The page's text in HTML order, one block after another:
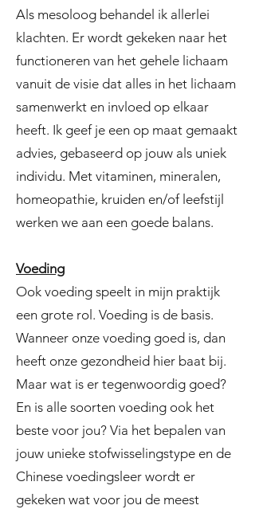
Als mesoloog behandel ik allerlei
klachten. Er wordt gekeken naar het
functioneren van het gehele lichaam
vanuit de visie dat alles in het lichaam
samenwerkt en invloed op elkaar
heeft. Ik geef je een op maat gemaakt
advies, gebaseerd op jouw als uniek
individu. Met vitaminen, mineralen,
homeopathie, kruiden en/of leefstijl
werken we aan een goede balans.
Voeding
Ook voeding speelt in mijn praktijk
een grote rol. ​Voeding is de basis.
Wanneer onze voeding goed is, dan
heeft onze gezondheid hier baat bij.
Maar wat is er tegenwoordig goed?
En is alle soorten voeding ook het
beste voor jou? Via het bepalen van
jouw unieke stofwisselingstype en de
Chinese voedingsleer wordt er
gekeken wat voor jou de meest